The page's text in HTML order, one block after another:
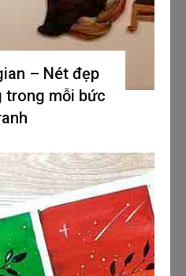
– Nét đẹp
trong mỗi bức